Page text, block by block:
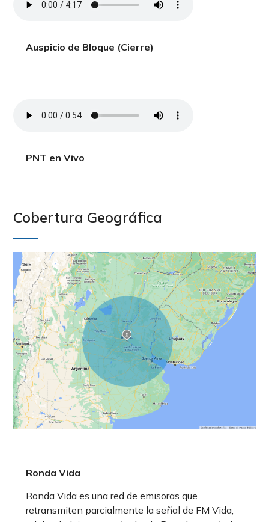
Auspicio de Bloque (Cierre)
PNT en Vivo
Cobertura Geográfica
Ronda Vida
Ronda Vida es una red de emisoras que
retransmiten parcialmente la señal de FM Vida,